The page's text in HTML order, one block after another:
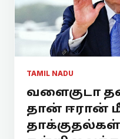
TAMIL NADU
வளைகுடா
தான் ஈரான்
தாக்குதல்கள்